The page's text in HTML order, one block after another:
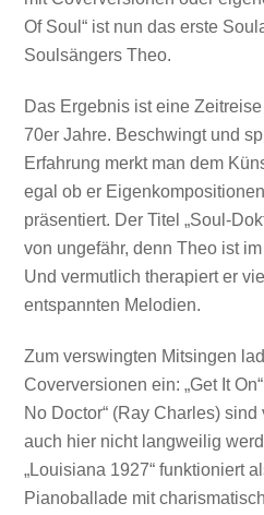
Of Soul“ ist nun das erste
Soulsängers Theo.
Das Ergebnis ist eine
70er Jahre. Beschwingt und
Erfahrung merkt man dem
egal ob er
präsentiert. Der Titel „Soul-
von ungefähr, denn Theo ist
Und vermutlich therapiert er
entspannten Melodien.
Zum verswingten Mitsingen
Coverversionen ein: „Get It
No Doctor“ (Ray Charles)
auch hier nicht langweilig
„Louisiana 1927“ funktioniert
Pianoballade mit